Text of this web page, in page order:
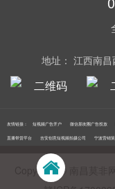
地址： 江西南
友情链接： 短视频广告开户 微信朋友圈广告投放
直播带货平台 吉安创意短视频拍摄公司 宁波营销
Copyright © 南昌莫非